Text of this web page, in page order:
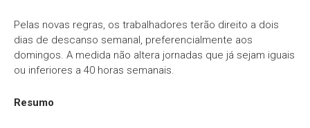
Pelas novas regras, os trabalhadores terão direito a dois
dias de descanso semanal, preferencialmente aos
domingos. A medida não altera jornadas que já sejam iguais
ou inferiores a 40 horas semanais.
Resumo